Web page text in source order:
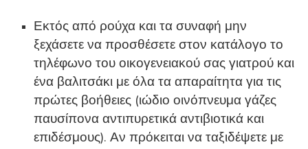
Εκτός από ρούχα και τα συναφή μην
ξεχάσετε να προσθέσετε στον κατάλογο το
τηλέφωνο του οικογενειακού σας γιατρού και
ένα βαλιτσάκι με όλα τα απαραίτητα για τις
πρώτες βοήθειες (ιώδιο οινόπνευμα γάζες
παυσίπονα αντιπυρετικά αντιβιοτικά και
επιδέσμους). Αν πρόκειται να ταξιδέψετε με